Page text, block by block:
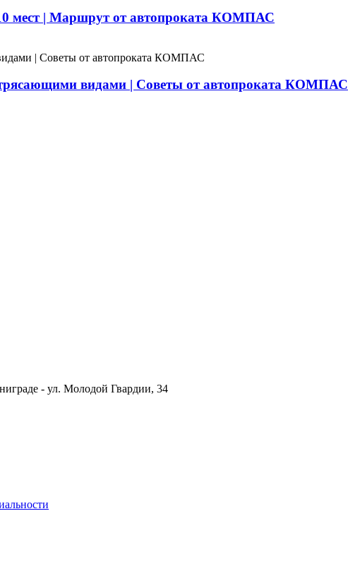
мест | Маршрут от автопроката КОМПАС
видами | Советы от автопроката КОМПАС
- ул. Молодой Гвардии, 34